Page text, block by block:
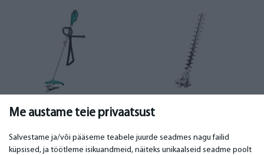
Me austame teie privaatsust
Salvestame ja/või pääseme teabele juurde seadmes nagu failid
küpsised, ja töötleme isikuandmeid, näiteks unikaalseid seadme poolt
Võsalõikurid(35) Võsalõikuri tarvikud